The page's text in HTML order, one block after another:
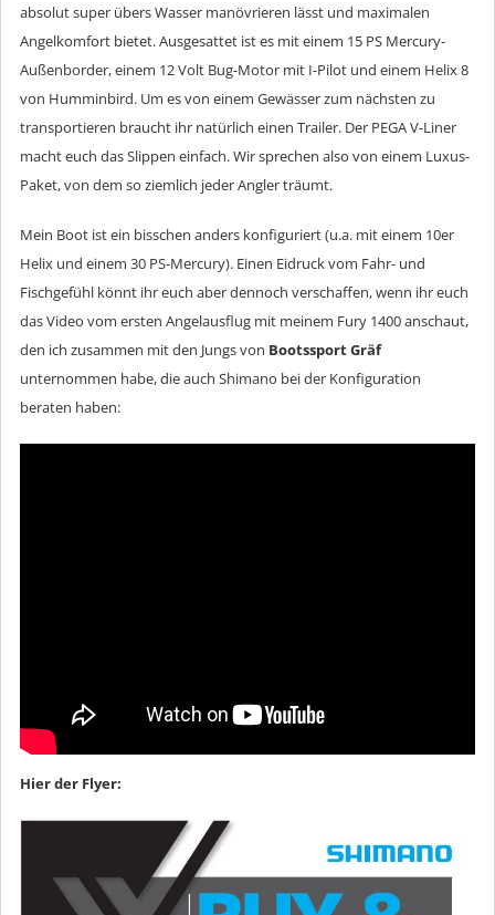
absolut super übers Wasser manövrieren lässt und maximalen
Angelkomfort bietet. Ausgesattet ist es mit einem 15 PS Mercury-
Außenborder, einem 12 Volt Bug-Motor mit I-Pilot und einem Helix 8
von Humminbird. Um es von einem Gewässer zum nächsten zu
transportieren braucht ihr natürlich einen Trailer. Der PEGA V-Liner
macht euch das Slippen einfach. Wir sprechen also von einem Luxus-
Paket, von dem so ziemlich jeder Angler träumt.
Mein Boot ist ein bisschen anders konfiguriert (u.a. mit einem 10er
Helix und einem 30 PS-Mercury). Einen Eidruck vom Fahr- und
Fischgefühl könnt ihr euch aber dennoch verschaffen, wenn ihr euch
das Video vom ersten Angelausflug mit meinem Fury 1400 anschaut,
den ich zusammen mit den Jungs von Bootssport Gräf
unternommen habe, die auch Shimano bei der Konfiguration
beraten haben:
Hier der Flyer: